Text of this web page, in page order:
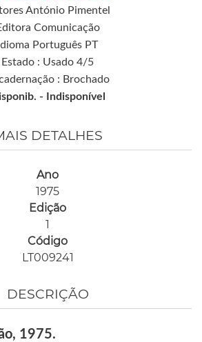
António Pimentel
Comunicação
Idioma Português PT
Estado : Usado 4/5
: Brochado
-
Indisponível
DETALHES
Ano
1975
Edição
1
Código
LT009241
DESCRIÇÃO
1975.